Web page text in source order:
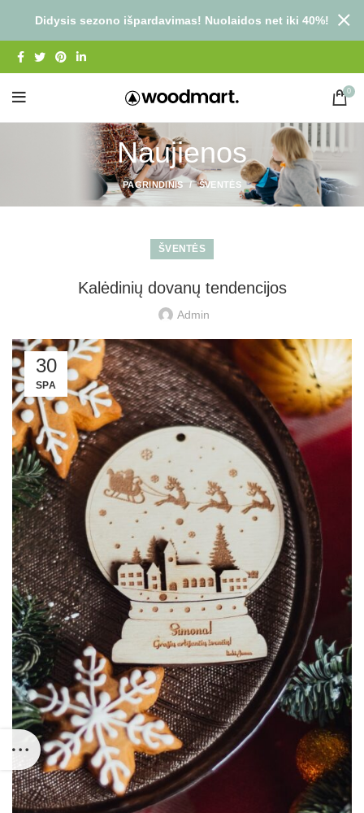
0
Naujienos
PAGRINDINIS ŠVENTĖS
ŠVENTĖS
Kalėdinių dovanų tendencijos
Admin
30
SPA
Didysis sezono išpardavimas! Nuolaidos net iki 40%!